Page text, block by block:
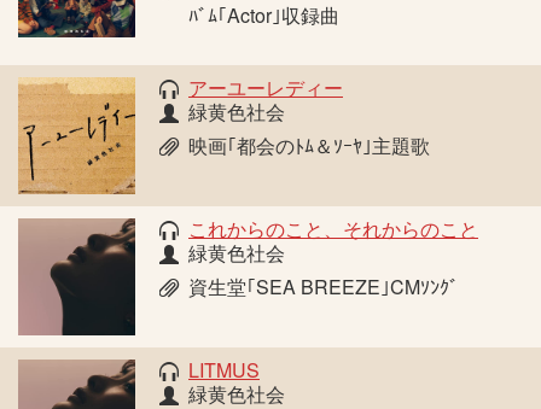
ﾊﾞﾑ｢Actor｣収録曲
アーユーレディー
緑黄色社会
映画｢都会のﾄﾑ＆ｿｰﾔ｣主題歌
これからのこと、それからのこと
緑黄色社会
資生堂｢SEA BREEZE｣CMｿﾝｸﾞ
LITMUS
緑黄色社会